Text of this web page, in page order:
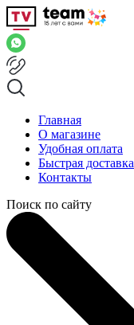
Главная
О магазине
Удобная оплата
Быстрая доставка
Контакты
Поиск по сайту